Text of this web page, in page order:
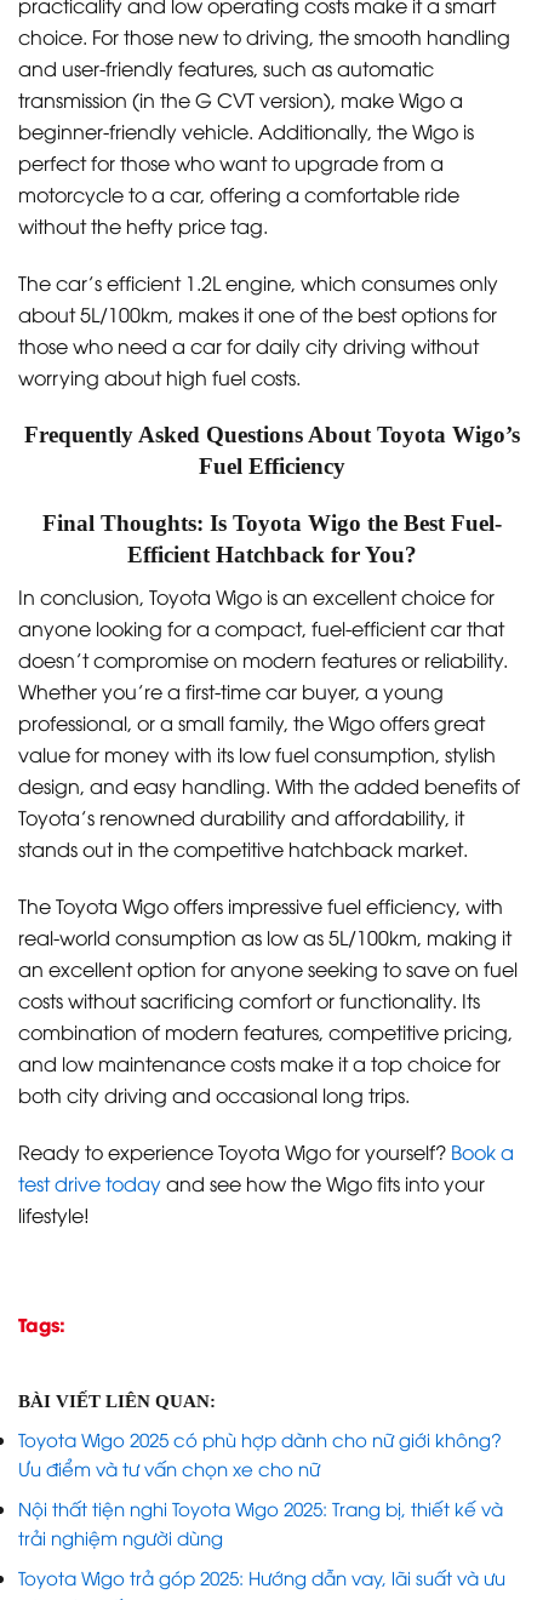
choice. For those new to driving, the smooth handling
and user-friendly features, such as automatic
transmission (in the G CVT version), make Wigo a
beginner-friendly vehicle. Additionally, the Wigo is
perfect for those who want to upgrade from a
motorcycle to a car, offering a comfortable ride
without the hefty price tag.
The car’s efficient 1.2L engine, which consumes only
about 5L/100km, makes it one of the best options for
those who need a car for daily city driving without
worrying about high fuel costs.
Frequently Asked Questions About Toyota Wigo’s
Fuel Efficiency
Final Thoughts: Is Toyota Wigo the Best Fuel-
Efficient Hatchback for You?
In conclusion, Toyota Wigo is an excellent choice for
anyone looking for a compact, fuel-efficient car that
doesn’t compromise on modern features or reliability.
Whether you’re a first-time car buyer, a young
professional, or a small family, the Wigo offers great
value for money with its low fuel consumption, stylish
design, and easy handling. With the added benefits of
Toyota’s renowned durability and affordability, it
stands out in the competitive hatchback market.
The Toyota Wigo offers impressive fuel efficiency, with
real-world consumption as low as 5L/100km, making it
an excellent option for anyone seeking to save on fuel
costs without sacrificing comfort or functionality. Its
combination of modern features, competitive pricing,
and low maintenance costs make it a top choice for
both city driving and occasional long trips.
Ready to experience Toyota Wigo for yourself? Book a
test drive todayand see how the Wigo fits into your
lifestyle!
Tags:
BÀI VIẾT LIÊN QUAN:
Toyota Wigo 2025 có phù hợp dành cho nữ giới không?
Ưu điểm và tư vấn chọn xe cho nữ
Nội thất tiện nghi Toyota Wigo 2025: Trang bị, thiết kế và
trải nghiệm người dùng
Toyota Wigo trả góp 2025: Hướng dẫn vay, lãi suất và ưu